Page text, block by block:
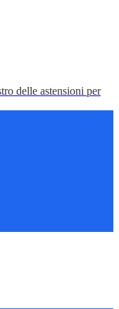
delle astensioni per